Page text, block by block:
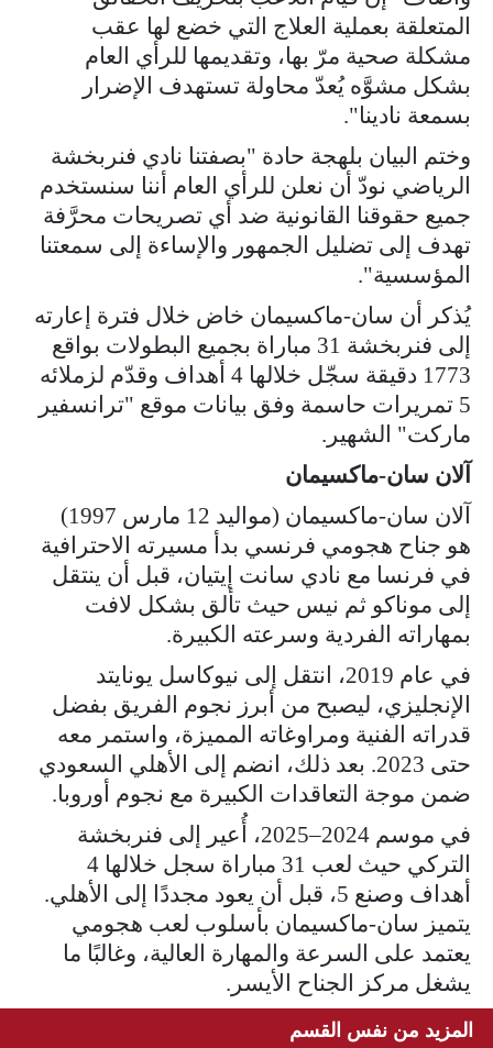
المتعلقة بعملية العلاج التي خضع لها عقب
مشكلة صحية مرّ بها، وتقديمها للرأي العام
بشكل مشوَّه يُعدّ محاولة تستهدف الإضرار
بسمعة نادينا".
وختم البيان بلهجة حادة "بصفتنا نادي فنربخشة
الرياضي نودّ أن نعلن للرأي العام أننا سنستخدم
جميع حقوقنا القانونية ضد أي تصريحات محرَّفة
تهدف إلى تضليل الجمهور والإساءة إلى سمعتنا
المؤسسية".
يُذكر أن سان-ماكسيمان خاض خلال فترة إعارته
إلى فنربخشة 31 مباراة بجميع البطولات بواقع
1773 دقيقة سجّل خلالها 4 أهداف وقدّم لزملائه
5 تمريرات حاسمة وفق بيانات موقع "ترانسفير
ماركت" الشهير.
آلان سان-ماكسيمان
آلان سان-ماكسيمان (مواليد 12 مارس 1997)
هو جناح هجومي فرنسي بدأ مسيرته الاحترافية
في فرنسا مع نادي سانت إيتيان، قبل أن ينتقل
إلى موناكو ثم نيس حيث تألق بشكل لافت
بمهاراته الفردية وسرعته الكبيرة.
في عام 2019، انتقل إلى نيوكاسل يونايتد
الإنجليزي، ليصبح من أبرز نجوم الفريق بفضل
قدراته الفنية ومراوغاته المميزة، واستمر معه
حتى 2023. بعد ذلك، انضم إلى الأهلي السعودي
ضمن موجة التعاقدات الكبيرة مع نجوم أوروبا.
في موسم 2024–2025، أُعير إلى فنربخشة
التركي حيث لعب 31 مباراة سجل خلالها 4
أهداف وصنع 5، قبل أن يعود مجددًا إلى الأهلي.
يتميز سان-ماكسيمان بأسلوب لعب هجومي
يعتمد على السرعة والمهارة العالية، وغالبًا ما
يشغل مركز الجناح الأيسر.
المزيد من نفس القسم